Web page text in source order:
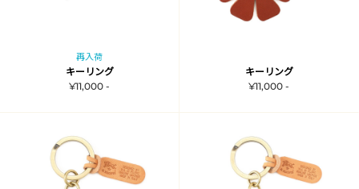
再入荷
キーリング
¥11,000 -
キーリング
¥11,000 -